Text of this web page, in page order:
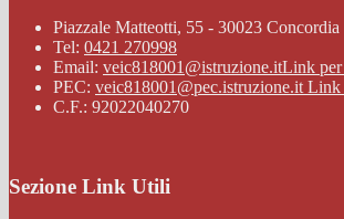
Piazzale Matteotti, 55 - 30023
Tel: 0421 270998
Email: veic818001@istruzione.itLink per
PEC: veic818001@pec.istruzione.it Link
C.F.: 92022040270
Sezione Link Utili